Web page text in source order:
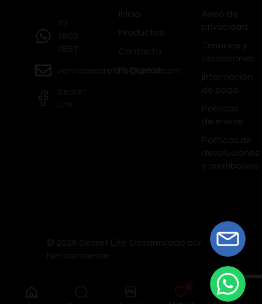
33
2802
0887
ventassecretlife@gmail.com
Secret
Life
Inicio
Productos
Contacto
Mi Cuenta
Aviso de
privacidad
Términos y
condiciones
Información
de pago
Políticas
de envíos
Políticas de
devoluciones
y reembolsos
© 2026 Secret Life. Desarrollado por
Netcommerce
0